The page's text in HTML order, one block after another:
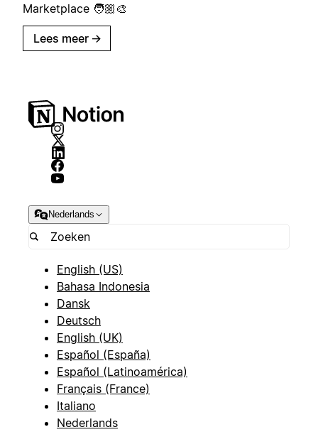
Marketplace 🧑🏼‍🎨
Lees meer →
Nederlands
English (US)
Bahasa Indonesia
Dansk
Deutsch
English (UK)
Español (España)
Español (Latinoamérica)
Français (France)
Italiano
Nederlands